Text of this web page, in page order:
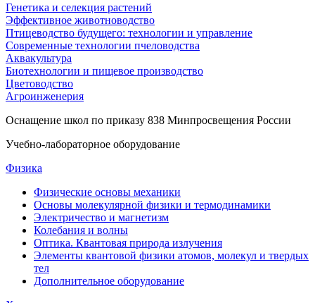
Генетика и селекция растений
Эффективное животноводство
Птицеводство будущего: технологии и управление
Современные технологии пчеловодства
Аквакультура
Биотехнологии и пищевое производство
Цветоводство
Агроинженерия
Оснащение школ по приказу 838 Минпросвещения России
Учебно-лабораторное оборудование
Физика
Физические основы механики
Основы молекулярной физики и термодинамики
Электричество и магнетизм
Колебания и волны
Оптика. Квантовая природа излучения
Элементы квантовой физики атомов, молекул и твердых
тел
Дополнительное оборудование